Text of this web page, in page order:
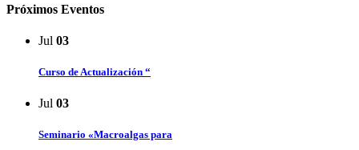
Próximos Eventos
Jul 03
Curso de Actualización “
Jul 03
Seminario «Macroalgas para